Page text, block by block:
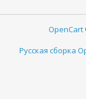
OpenCart
Русская сборка